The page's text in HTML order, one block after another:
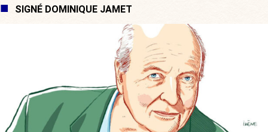
SIGNÉ DOMINIQUE JAMET